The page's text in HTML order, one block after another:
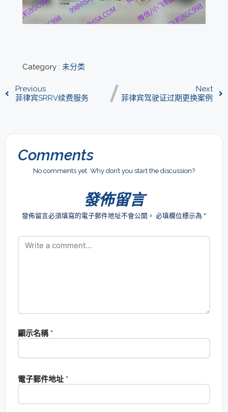
Category : 未分类
Previous
菲律宾SRRV续费服务
Next
菲律宾驾驶证过期更换案例
Comments
No comments yet. Why don’t you start the discussion?
發佈留言
發佈留言必須填寫的電子郵件地址不會公開。 必填欄位標示為 *
顯示名稱 *
電子郵件地址 *